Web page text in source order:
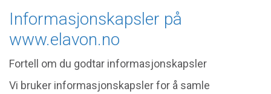
Informasjonskapsler på
www.elavon.no
Fortell om du godtar informasjonskapsler
Vi bruker informasjonskapsler for å samle
The site you requested may not be
relevant in your area. United States